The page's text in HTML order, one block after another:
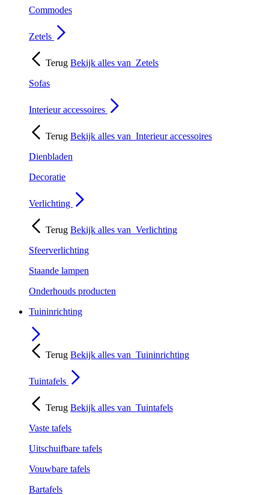
Commodes
Zetels
Terug Bekijk alles van Zetels
Sofas
Interieur accessoires
Terug Bekijk alles van Interieur accessoires
Dienbladen
Decoratie
Verlichting
Terug Bekijk alles van Verlichting
Sfeerverlichting
Staande lampen
Onderhouds producten
Tuininrichting
Terug Bekijk alles van Tuininrichting
Tuintafels
Terug Bekijk alles van Tuintafels
Vaste tafels
Uitschuifbare tafels
Vouwbare tafels
Bartafels